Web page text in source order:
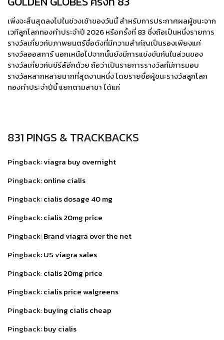
เพิ่งจะสิ้นสุดลงไปในช่วงเช้าของวันนี้ สำหรับการประกาศผลผู้ชนะจาก
เวทีลูกโลกทองคำประจำปี 2026 หรือครั้งที่ 83 ซึ่งถือเป็นหนึ่งรายการ
รางวัลเกี่ยวกับภาพยนตร์ชื่อดังที่มีความสำคัญเป็นรองเพียงแค่
รางวัลออสการ์ นอกเหนือไปจากนั้นยังมีการแข่งขันกันในส่วนของ
รางวัลเกี่ยวกับซีรีส์อีกด้วย ถือว่าเป็นรายการรางวัลที่มีการมอบ
รางวัลหลากหลายมากที่สุดงานหนึ่ง โดยรายชื่อผู้ชนะรางวัลลูกโลก
ทองคำประจำปีนี้ แยกตามสาขา ได้แก่
831 PINGS & TRACKBACKS
Pingback:viagra buy overnight
Pingback:online cialis
Pingback:cialis dosage 40 mg
Pingback:cialis 20mg price
Pingback:Brand viagra over the net
Pingback:US viagra sales
Pingback:cialis 20mg price
Pingback:cialis price walgreens
Pingback:buying cialis cheap
Pingback:buy cialis